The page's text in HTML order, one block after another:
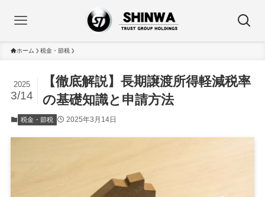
ホーム 税金・節税
【徹底解説】長期譲渡所得軽減税率
の基礎知識と申請方法
2025
3/14
税金・節税 2025年3月14日